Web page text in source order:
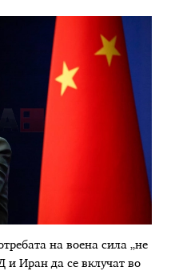
на воена сила „не
и Иран да се вклучат во